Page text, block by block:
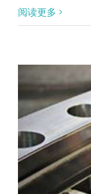
阅读更多